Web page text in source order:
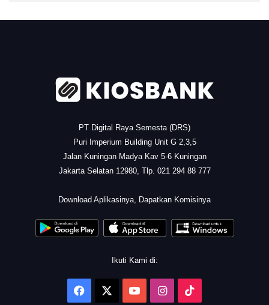
PT Digital Raya Semesta (DRS)
Puri Imperium Building Unit G 2,3,5
Jalan Kuningan Madya Kav 5-6 Kuningan
Jakarta Selatan 12980, Tlp. 021 294 88 777
Download Aplikasinya, Dapatkan Komisinya
Ikuti Kami di:
Facebook YouTubeInstagram